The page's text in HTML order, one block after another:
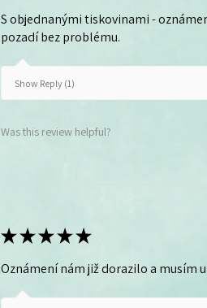
S objednanými tiskovinami -
pozadí bez problému.
Show Reply (1)
Was this review helpful?
★★★★★
Oznámení nám již dorazilo a musím